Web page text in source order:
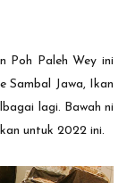
Poh Paleh Wey ini
Sambal Jawa, Ikan
lagi. Bawah ni
untuk 2022 ini.